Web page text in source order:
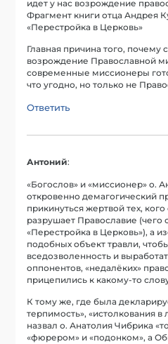
идет у нас возрождение
Фрагмент книги отца Андрея
«Перестройка в Церковь»
Главная причина того, почему
возрождение Православной
современные миссионеры
что угодно, но только не
Ответить
Антоний:
«Богослов» и «миссионер» о.
откровенно демагогический
прикинуться жертвой тех,
разрушает Православие (чего
«Перестройка в Церковь»), а
подобных объект травли,
вседозволенность и
оппонентов, «недалёких»
прицепились к какому-то
К тому же, где была
терпимость», «истолкования
назвал о. Анатолия Чибрика
«фюрером» и «подонком», а